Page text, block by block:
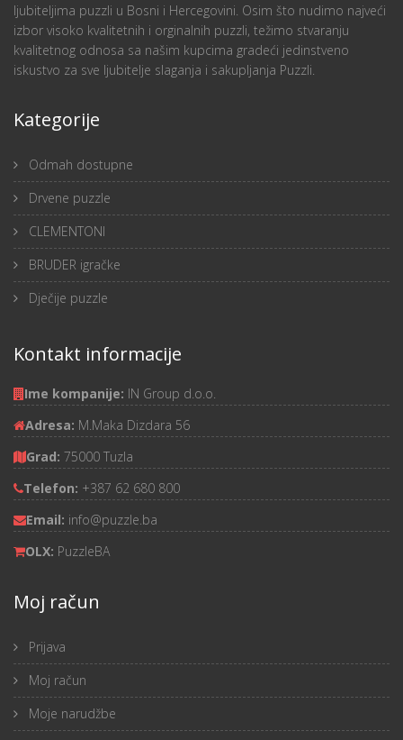
ljubiteljima puzzli u Bosni i Hercegovini. Osim što nudimo najveći
izbor visoko kvalitetnih i orginalnih puzzli, težimo stvaranju
kvalitetnog odnosa sa našim kupcima gradeći jedinstveno
iskustvo za sve ljubitelje slaganja i sakupljanja Puzzli.
Kategorije
Odmah dostupne
Drvene puzzle
CLEMENTONI
BRUDER igračke
Dječije puzzle
Kontakt informacije
Ime kompanije: IN Group d.o.o.
Adresa: M.Maka Dizdara 56
Grad: 75000 Tuzla
Telefon: +387 62 680 800
Email: info@puzzle.ba
OLX: PuzzleBA
Moj račun
Prijava
Moj račun
Moje narudžbe